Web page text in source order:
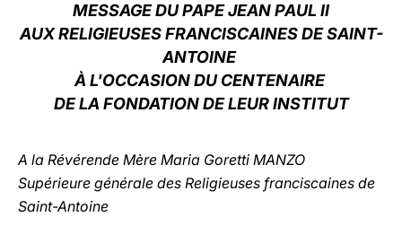
中文
MESSAGE DU PAPE JEAN PAUL II
AUX RELIGIEUSES FRANCISCAINES DE SAINT-
ANTOINE
À L'OCCASION DU CENTENAIRE
DE LA FONDATION DE LEUR INSTITUT
A la Révérende Mère Maria Goretti MANZO
Supérieure générale des Religieuses franciscaines de
Saint-Antoine